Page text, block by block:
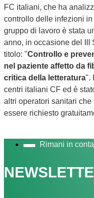
FC italiani, che ha
controllo delle infezioni
gruppo di lavoro è stata
anno, in occasione del III
titolo: "Controllo e
nel paziente affetto da
critica della letteratura".
centri italiani CF ed è
altri operatori sanitari
essere richiesto
Rimani in